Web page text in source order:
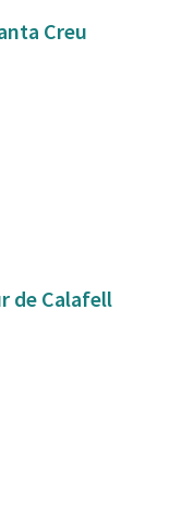
Creu
de Calafell